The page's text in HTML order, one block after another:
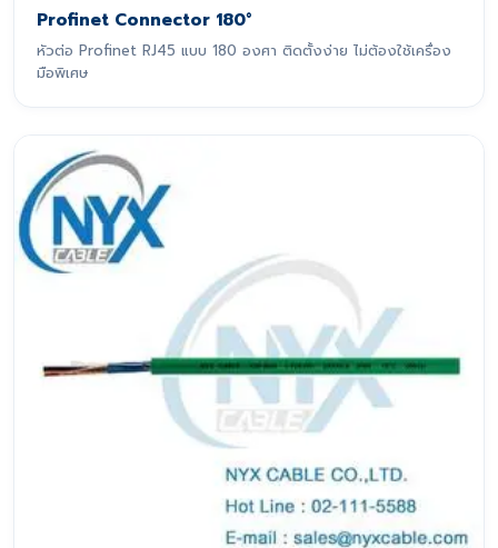
Profinet Connector 180°
หัวต่อ Profinet RJ45 แบบ 180 องศา ติดตั้งง่าย ไม่ต้องใช้เครื่อง
มือพิเศษ